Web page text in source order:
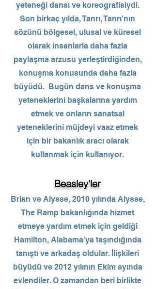
yeteneği dansı ve koreografisiydi.
Son birkaç yılda, Tanrı, Tanrı'nın
sözünü bölgesel, ulusal ve küresel
olarak insanlarla daha fazla
paylaşma arzusu yerleştirdiğinden,
konuşma konusunda daha fazla
büyüdü. Bugün dans ve konuşma
yeteneklerini başkalarına yardım
etmek ve onların sanatsal
yeteneklerini müjdeyi vaaz etmek
için bir bakanlık aracı olarak
kullanmak için kullanıyor.
Beasley'ler
Brian ve Alysse, 2010 yılında Alysse,
The Ramp bakanlığında hizmet
etmeye yardım etmek için geldiği
Hamilton, Alabama'ya taşındığında
tanıştı ve arkadaş oldular. İlişkileri
büyüdü ve 2012 yılının Ekim ayında
evlendiler. O zamandan beri birlikte